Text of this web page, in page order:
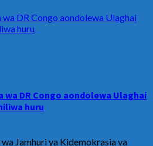
DR Congo aondolewa Ulaghai
huru
wa DR Congo aondolewa Ulaghai
huru
Jamhuri ya Kidemokrasia ya